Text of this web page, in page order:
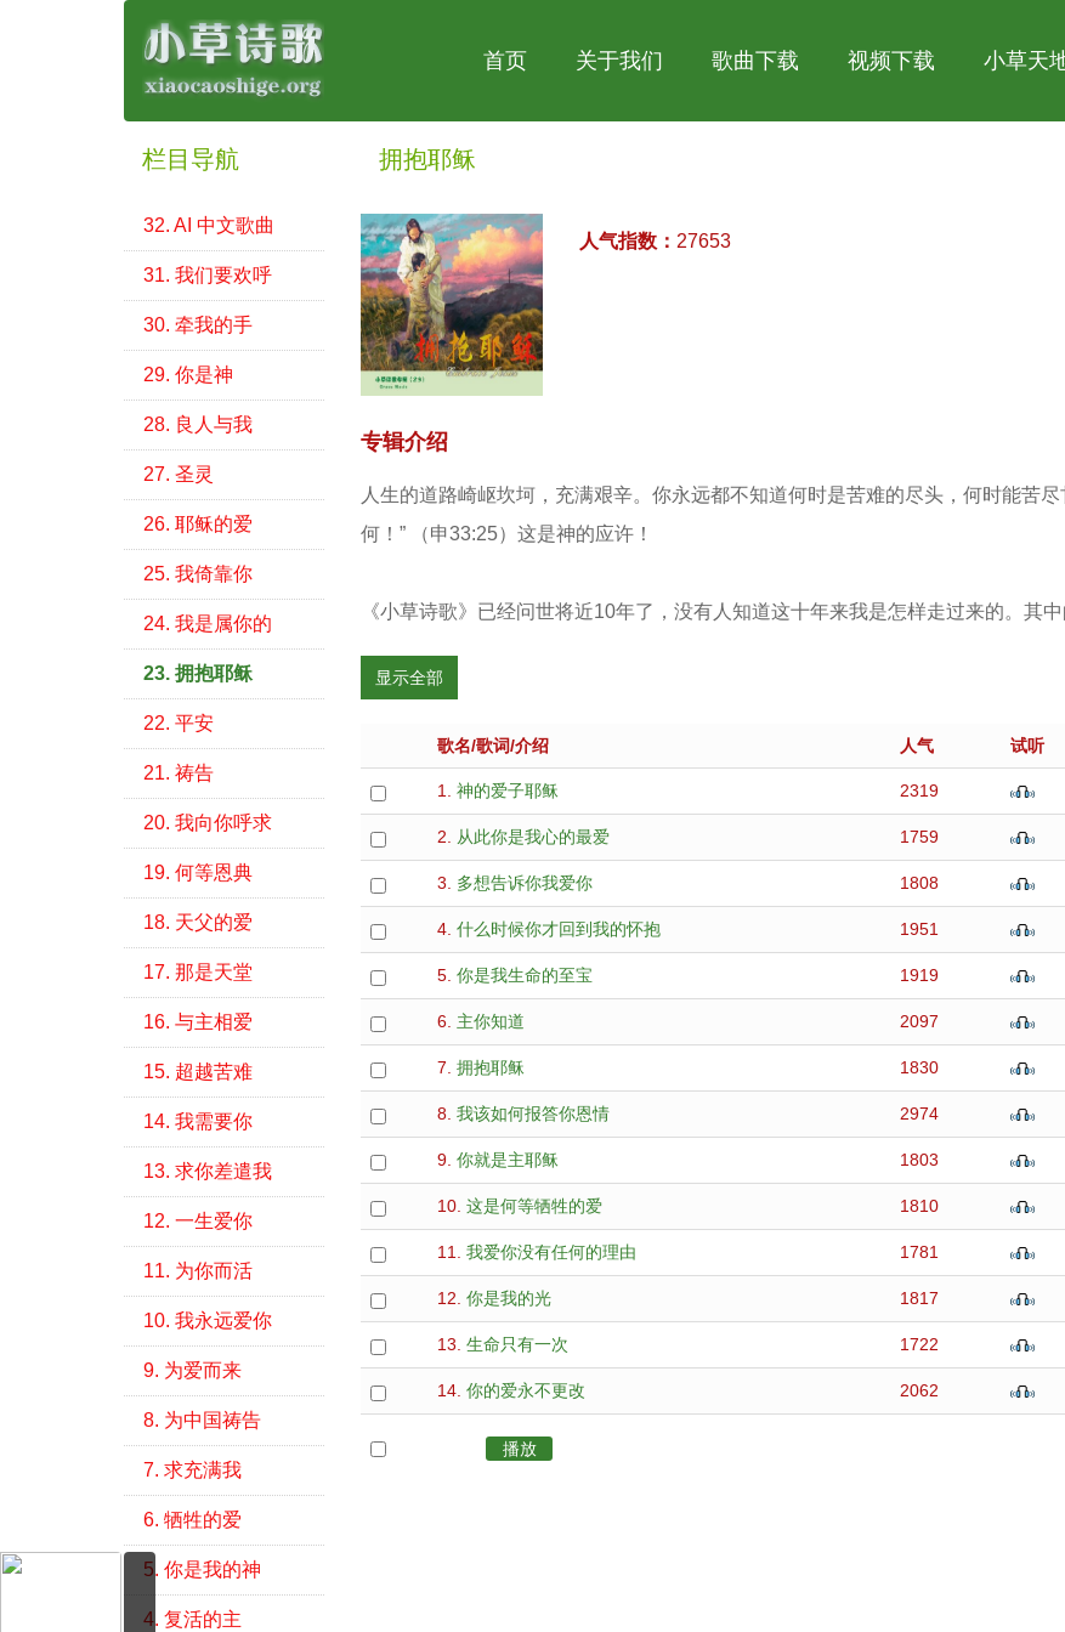
首页 关于我们 歌曲下载 视频下载 小草天
栏目导航
32. AI 中文歌曲
31. 我们要欢呼
30. 牵我的手
29. 你是神
28. 良人与我
27. 圣灵
26. 耶稣的爱
25. 我倚靠你
24. 我是属你的
23. 拥抱耶稣
22. 平安
21. 祷告
20. 我向你呼求
19. 何等恩典
18. 天父的爱
17. 那是天堂
16. 与主相爱
15. 超越苦难
14. 我需要你
13. 求你差遣我
12. 一生爱你
11. 为你而活
10. 我永远爱你
9. 为爱而来
8. 为中国祷告
7. 求充满我
6. 牺牲的爱
5. 你是我的神
4. 复活的主
拥抱耶稣
人气指数： 27653
专辑介绍
人生的道路崎岖坎坷，充满艰辛。你永远都不知道何时是苦难的尽头，何时能苦
何！” （申33:25）这是神的应许！
《小草诗歌》已经问世将近10年了，没有人知道这十年来我是怎样走过来的。其
显示全部
歌名/歌词/介绍 人气 试听
1. 神的爱子耶稣 2319
2. 从此你是我心的最爱 1759
3. 多想告诉你我爱你 1808
4. 什么时候你才回到我的怀抱 1951
5. 你是我生命的至宝 1919
6. 主你知道 2097
7. 拥抱耶稣 1830
8. 我该如何报答你恩情 2974
9. 你就是主耶稣 1803
10. 这是何等牺牲的爱 1810
11. 我爱你没有任何的理由 1781
12. 你是我的光 1817
13. 生命只有一次 1722
14. 你的爱永不更改 2062
播放